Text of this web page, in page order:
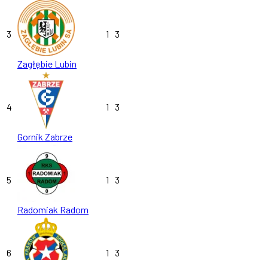
3
Zagłębie Lubin
1 3
4
Gornik Zabrze
1 3
5
Radomiak Radom
1 3
6 1 3